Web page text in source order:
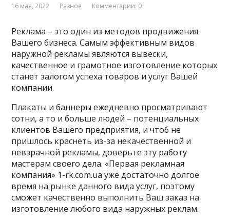
16 мая, 2022 Разное Комментарии: 0
Реклама – это один из методов продвижения
Вашего бизнеса. Самым эффективным видов
наружной рекламы являются вывески,
качественное и грамотное изготовление которых
станет залогом успеха товаров и услуг Вашей
компании.
Плакаты и баннеры ежедневно просматривают
сотни, а то и больше людей – потенциальных
клиентов Вашего предприятия, и чтоб не
пришлось краснеть из-за некачественной и
невзрачной рекламы, доверьте эту работу
мастерам своего дела. «Первая рекламная
компания» 1-rk.com.ua уже достаточно долгое
время на рынке данного вида услуг, поэтому
сможет качественно выполнить Ваш заказ на
изготовление любого вида наружных реклам.